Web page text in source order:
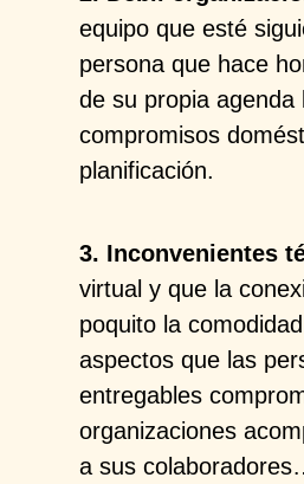
equipo que esté
persona que hace
de su propia
compromisos
planificación.
3. Inconvenientes
virtual y que la
poquito la
aspectos que las
entregables
organizaciones
a sus